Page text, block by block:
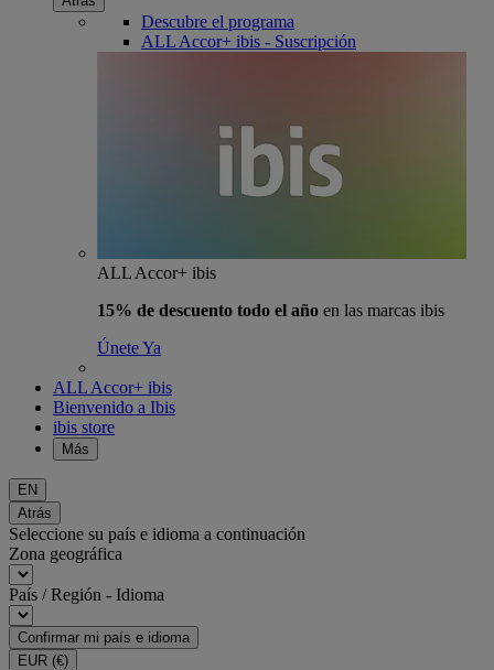
Descubre el programa
ALL Accor+ ibis - Suscripción
ALL Accor+ ibis
15% de descuento todo el año en las marcas ibis
Únete Ya
ALL Accor+ ibis
Bienvenido a Ibis
ibis store
Más
EN
Atrás
Seleccione su país e idioma a continuación
Zona geográfica
País / Región - Idioma
Confirmar mi país e idioma
EUR (€)